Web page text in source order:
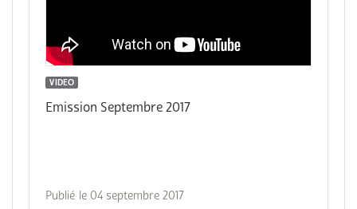
VIDEO
Emission Septembre 2017
Publié le 04 septembre 2017